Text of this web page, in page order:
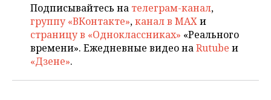
ВОЛЕЙБОЛ
КИБЕРСПОРТ
ФИГУРНОЕ КАТАНИЕ
ИСТОРИЯ
КУЛЬТУРА
МЕДИЦИНА
СПИСОК ПЕРСОН
СПИСОК КОМПАНИЙ
ПОЛНАЯ ВЕРСИЯ
Подписывайтесь на телеграм-канал,
группу «ВКонтакте»,канал в MAXи
страницу в «Одноклассниках» «Реального
времени». Ежедневные видео наRutube и
«Дзене».